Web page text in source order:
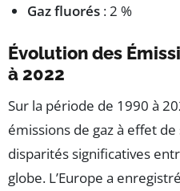
Gaz fluorés : 2 %
Évolution des
à 2022
Sur la période de 1990 à
émissions de gaz à effet
disparités significatives
globe. L’Europe a